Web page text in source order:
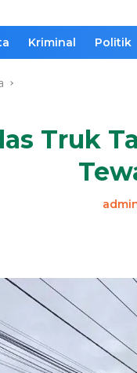
Kriminal Politik
Truk